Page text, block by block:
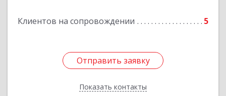
Клиентов на сопровождении 5
Отправить заявку
Показать контакты
Отправить заявку
Назад